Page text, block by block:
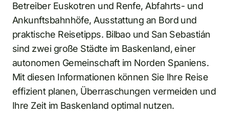
Betreiber Euskotren und Renfe, Abfahrts- und
Ankunftsbahnhöfe, Ausstattung an Bord und
praktische Reisetipps. Bilbao und San Sebastián
sind zwei große Städte im Baskenland, einer
autonomen Gemeinschaft im Norden Spaniens.
Mit diesen Informationen können Sie Ihre Reise
effizient planen, Überraschungen vermeiden und
Ihre Zeit im Baskenland optimal nutzen.